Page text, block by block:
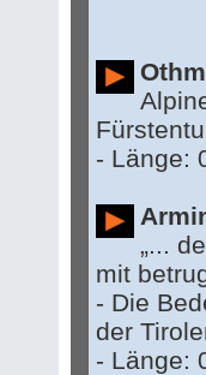
- Länge:
„...
mit
- Die
der
- Länge: